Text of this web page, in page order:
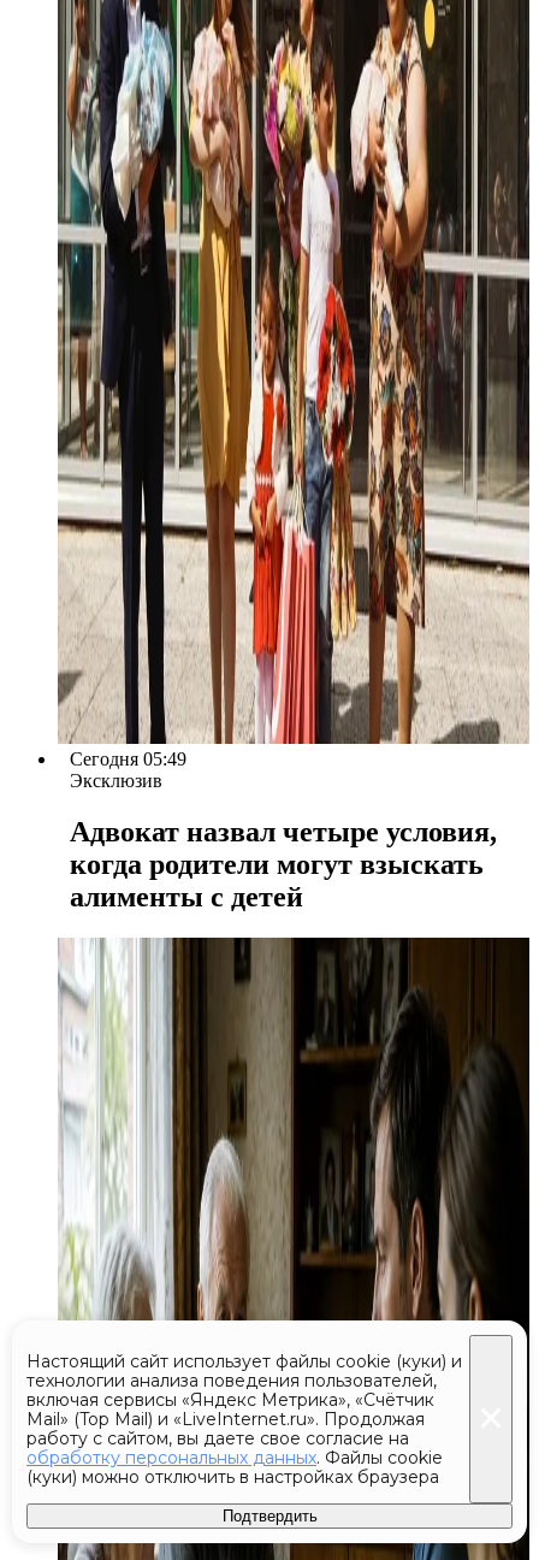
Сегодня 05:49
Эксклюзив
Адвокат назвал четыре условия,
когда родители могут взыскать
алименты с детей
Настоящий сайт использует файлы cookie (куки) и
технологии анализа поведения пользователей,
включая сервисы «Яндекс Метрика», «Счётчик
Mail» (Top Mail) и «LiveInternet.ru». Продолжая
работу с сайтом, вы даете свое согласие на
обработку персональных данных. Файлы cookie
(куки) можно отключить в настройках браузера
Подтвердить